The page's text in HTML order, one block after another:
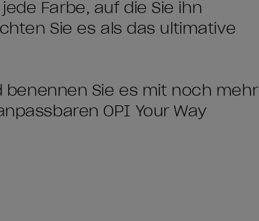
Farbe, auf die Sie ihn
Sie es als das ultimative
benennen Sie es mit noch mehr
OPI Your Way